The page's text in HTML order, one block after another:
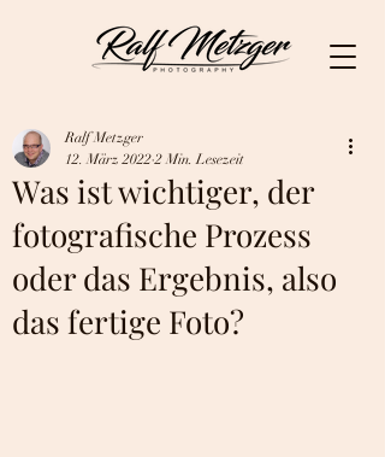
Was ist wichtiger, der
fotografische Prozess
oder das Ergebnis, also
das fertige Foto?
Ralf Metzger
12. März 2022 2 Min. Lesezeit